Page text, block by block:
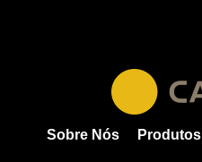
Sobre Nós Produtos